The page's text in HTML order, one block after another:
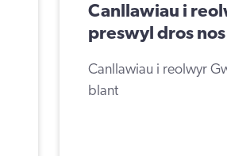
Canllawiau i
preswyl dros
Canllawiau i reolwyr
blant